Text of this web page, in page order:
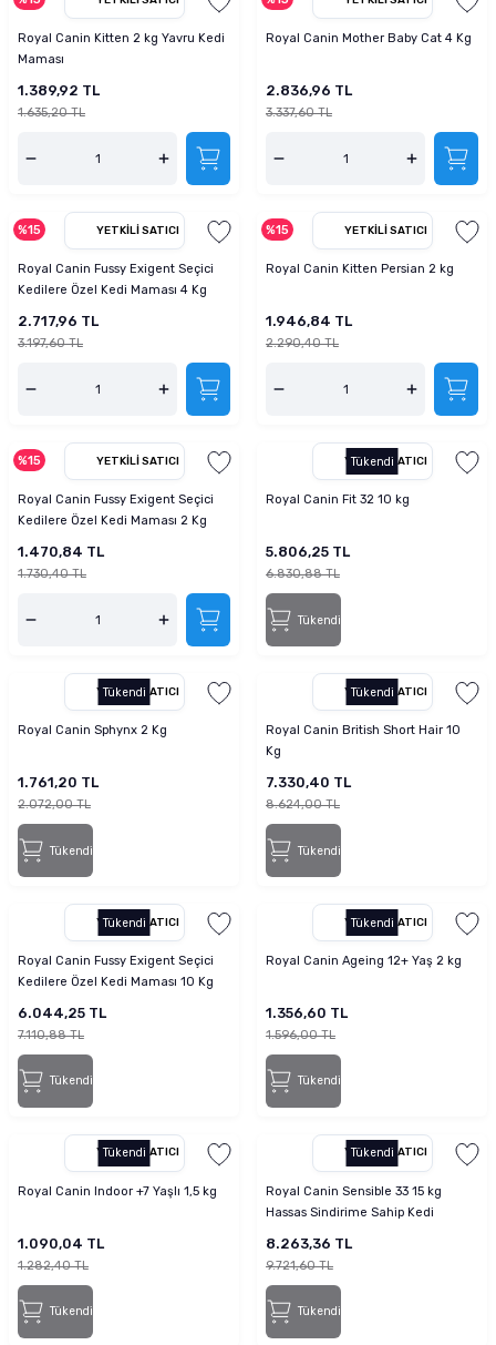
Royal Canin Kitten 2 kg Yavru Kedi
Maması
1.389,92 TL
1.635,20 TL
Royal Canin Mother Baby Cat 4 Kg
2.836,96 TL
3.337,60 TL
%15 YETKILI SATICI
Royal Canin Fussy Exigent Seçici
Kedilere Özel Kedi Maması 4 Kg
2.717,96 TL
3.197,60 TL
%15 YETKILI SATICI
Royal Canin Kitten Persian 2 kg
1.946,84 TL
2.290,40 TL
%15 YETKILI SATICI
Royal Canin Fussy Exigent Seçici
Kedilere Özel Kedi Maması 2 Kg
1.470,84 TL
1.730,40 TL
Tükendi
YETKILI SATICI
Royal Canin Fit 32 10 kg
5.806,25 TL
6.830,88 TL
Tükendi
Tükendi
YETKILI SATICI
Royal Canin Sphynx 2 Kg
1.761,20 TL
2.072,00 TL
Tükendi
Tükendi
YETKILI SATICI
Royal Canin British Short Hair 10
Kg
7.330,40 TL
8.624,00 TL
Tükendi
Tükendi
YETKILI SATICI
Royal Canin Fussy Exigent Seçici
Kedilere Özel Kedi Maması 10 Kg
6.044,25 TL
7.110,88 TL
Tükendi
Tükendi
YETKILI SATICI
Royal Canin Ageing 12+ Yaş 2 kg
1.356,60 TL
1.596,00 TL
Tükendi
Tükendi
YETKILI SATICI
Royal Canin Indoor +7 Yaşlı 1,5 kg
1.090,04 TL
1.282,40 TL
Tükendi
Tükendi
YETKILI SATICI
Royal Canin Sensible 33 15 kg
Hassas Sindirime Sahip Kedi
8.263,36 TL
9.721,60 TL
Tükendi